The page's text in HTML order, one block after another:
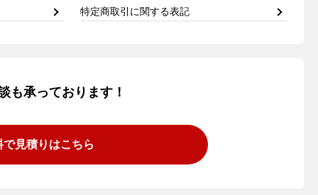
特定商取引に関する表記
も承っております！
で見積りはこちら